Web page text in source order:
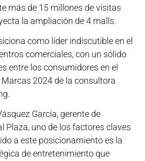
más de 15 millones de visitas
la ampliación de 4 malls.
como líder indiscutible en el
comerciales, con un sólido
entre los consumidores en el
2024 de la consultora
García, gerente de
Plaza, uno de los factores claves
a este posicionamiento es la
de entretenimiento que